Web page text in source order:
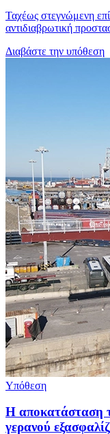
Ταχέως στεγνώμενη
αντιδιαβρωτική
Διαβάστε την υπόθεση
Υπόθεση
Η αποκατάσταση
γερανού